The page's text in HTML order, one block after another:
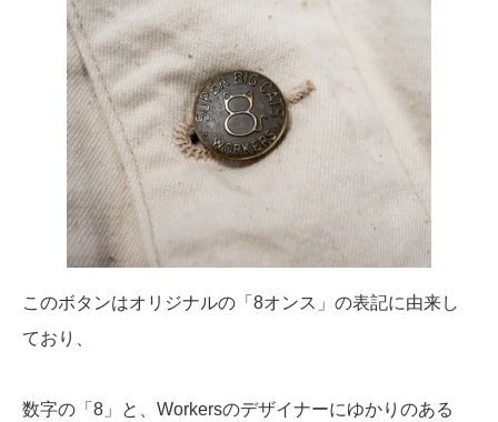
このボタンはオリジナルの「8オンス」の表記に由来し
ており、
数字の「8」と、Workersのデザイナーにゆかりのある